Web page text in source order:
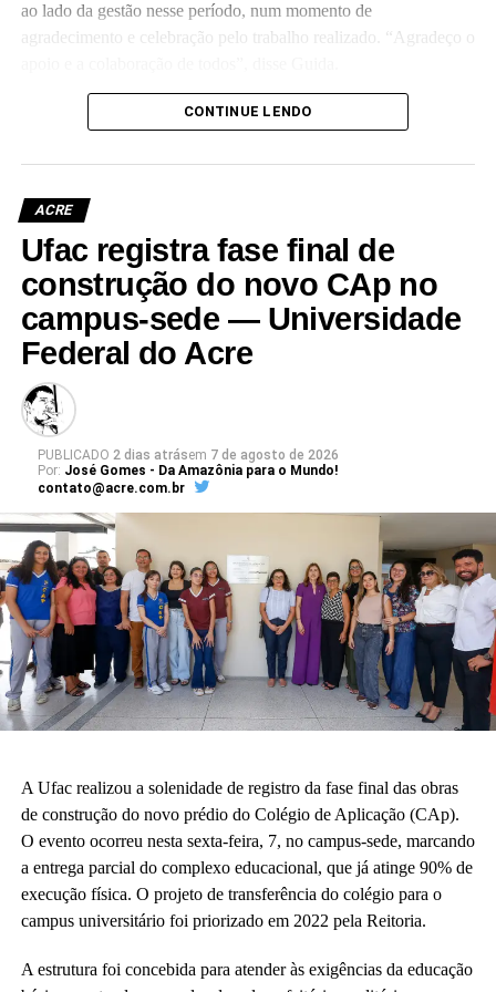
ao lado da gestão nesse período, num momento de
agradecimento e celebração pelo trabalho realizado. “Agradeço o
(Camila Barbosa, estagiária Ascom/Ufac)
Leia Mais: UFAC
CONTINUE LENDO
ACRE
Ufac registra fase final de
construção do novo CAp no
campus-sede — Universidade
Federal do Acre
PUBLICADO 2 dias atrásem 7 de agosto de 2026
Por: José Gomes - Da Amazônia para o Mundo!
contato@acre.com.br
A Ufac realizou a solenidade de registro da fase final das obras
de construção do novo prédio do Colégio de Aplicação (CAp).
O evento ocorreu nesta sexta-feira, 7, no campus-sede, marcando
a entrega parcial do complexo educacional, que já atinge 90% de
execução física. O projeto de transferência do colégio para o
campus universitário foi priorizado em 2022 pela Reitoria.
A estrutura foi concebida para atender às exigências da educação